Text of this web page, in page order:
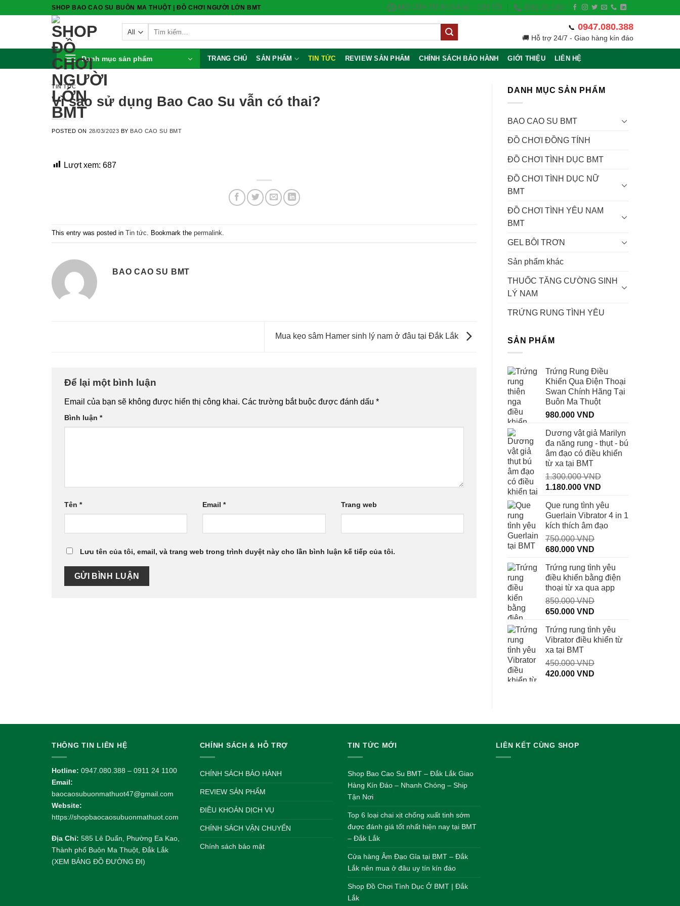
SHOP BAO CAO SU BUÔN MA THUỘT | ĐỒ CHƠI NGƯỜI LỚN BMT MỞ CỬA TỪ 8H SÁNG - 12H TỐI 0911.24.1100
📞 0947.080.388
🚚 Hỗ trợ 24/7 - Giao hàng kín đáo
Danh mục sản phẩm TRANG CHỦ SẢN PHẨM TIN TỨC REVIEW SẢN PHẨM CHÍNH SÁCH BẢO HÀNH GIỚI THIỆU LIÊN HỆ
TIN TỨC
Vì sao sử dụng Bao Cao Su vẫn có thai?
POSTED ON 28/03/2023 BY BAO CAO SU BMT
Lượt xem: 687
This entry was posted in Tin tức. Bookmark the permalink.
BAO CAO SU BMT
Mua kẹo sâm Hamer sinh lý nam ở đâu tại Đắk Lắk
Để lại một bình luận
Email của bạn sẽ không được hiển thị công khai. Các trường bắt buộc được đánh dấu *
Bình luận *
Tên * Email* Trang web
Lưu tên của tôi, email, và trang web trong trình duyệt này cho lần bình luận kế tiếp của tôi.
DANH MỤC SẢN PHẨM
BAO CAO SU BMT
ĐỒ CHƠI ĐỒNG TÍNH
ĐỒ CHƠI TÌNH DỤC BMT
ĐỒ CHƠI TÌNH DỤC NỮ
BMT
ĐỒ CHƠI TÌNH YÊU NAM
BMT
GEL BÔI TRƠN
Sản phẩm khác
THUỐC TĂNG CƯỜNG SINH
LÝ NAM
TRỨNG RUNG TÌNH YÊU
SẢN PHẨM
Trứng Rung Điều
Khiển Qua Điện Thoại
Swan Chính Hãng Tại
Buôn Ma Thuột
980.000 VND
Dương vật giả Marilyn
đa năng rung - thụt - bú
âm đạo có điều khiển
từ xa tại BMT
1.300.000VND
Giá
là:
1.300.000 VND.
1.180.000 VND
tại
là:
1.180.000 VND.
Que rung tình yêu
Guerlain Vibrator 4 in 1
kích thích âm đạo
750.000VND
Giá
là:
750.000 VND.
680.000 VND
tại
là:
680.000 VND.
Trứng rung tình yêu
điều khiển bằng điện
thoại từ xa qua app
850.000VND
Giá
là:
850.000 VND.
650.000 VND
tại
là:
Trứng rung tình yêu
Vibrator điều khiển từ
xa tại BMT
450.000VND
Giá
420.000 VND
THÔNG TIN LIÊN HỆ
Hotline: 0947.080.388 – 0911 24 1100
Email:
baocaosubuonmathuot47@gmail.com
Website:
https://shopbaocaosubuonmathuot.com
Địa Chỉ: 585 Lê Duẩn, Phường Ea Kao,
Thành phố Buôn Ma Thuột, Đắk Lắk
(XEM BẢNG ĐỒ ĐƯỜNG ĐI)
CHÍNH SÁCH & HỖ TRỢ
CHÍNH SÁCH BẢO HÀNH
REVIEW SẢN PHẨM
ĐIỀU KHOẢN DỊCH VỤ
CHÍNH SÁCH VẬN CHUYỂN
Chính sách bảo mật
TIN TỨC MỚI
Shop Bao Cao Su BMT – Đắk Lắk Giao
Hàng Kín Đáo – Nhanh Chóng – Ship
Tận Nơi
Top 6 loại chai xịt chống xuất tinh sớm
được đánh giá tốt nhất hiện nay tại BMT
– Đắk Lắk
Cửa hàng Âm Đạo Gỉa tại BMT – Đắk
Lắk nên mua ở đâu uy tín kín đáo
Shop Đồ Chơi Tình Dục Ở BMT | Đắk
Lắk
LIÊN KẾT CÙNG SHOP